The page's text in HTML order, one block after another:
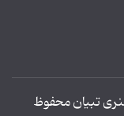
تبیان محفوظ